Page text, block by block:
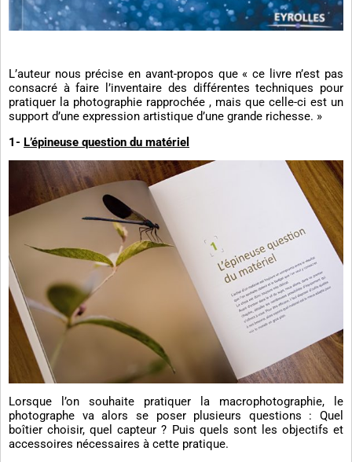
L’auteur nous précise en avant-propos que « ce livre n’est pas
consacré à faire l’inventaire des différentes techniques pour
pratiquer la photographie rapprochée , mais que celle-ci est un
support d’une expression artistique d’une grande richesse. »
1- L’épineuse question du matériel
Lorsque l’on souhaite pratiquer la macrophotographie, le
photographe va alors se poser plusieurs questions : Quel
boîtier choisir, quel capteur ? Puis quels sont les objectifs et
accessoires nécessaires à cette pratique.